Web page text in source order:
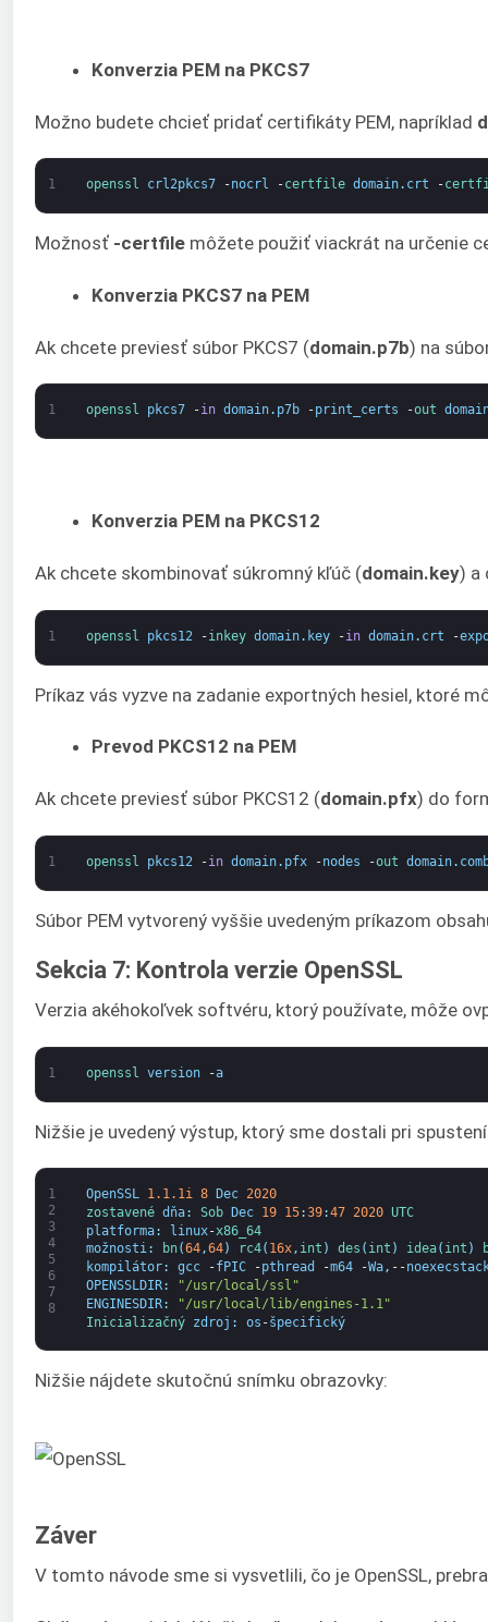
Konverzia PEM na PKCS7
Možno budete chcieť pridať certifikáty PEM, napríklad
1 openssl crl2pkcs7 -nocrl -certfile domain. crt -
Možnosť -certfile môžete použiť viackrát na určenie
Konverzia PKCS7 na PEM
Ak chcete previesť súbor PKCS7 (domain.p7b) na
1 openssl pkcs7 -in domain. p7b -print_certs -out
Konverzia PEM na PKCS12
Ak chcete skombinovať súkromný kľúč (domain.key) a
1 openssl pkcs12 -inkey domain. key -in domain. crt -
Príkaz vás vyzve na zadanie exportných hesiel, ktoré
Prevod PKCS12 na PEM
Ak chcete previesť súbor PKCS12 (domain.pfx) do
1 openssl pkcs12 -in domain. pfx -nodes -out domain.
Súbor PEM vytvorený vyššie uvedeným príkazom
Sekcia 7: Kontrola verzie OpenSSL
Verzia akéhokoľvek softvéru, ktorý používate, môže
1 openssl version -a
Nižšie je uvedený výstup, ktorý sme dostali pri
1
2
3
4
5
6
7
8
OpenSSL 1.1.1i 8 Dec 2020
zostavené dňa: Sob Dec 19 15:39:47 2020 UTC
platforma: linux-x86_64
možnosti: bn(64,64) rc4( 16x, int ) des ( int ) idea( int )
kompilátor: gcc -fPIC -pthread -m64 -Wa, --
OPENSSLDIR:
"/usr/local/ssl"
ENGINESDIR:
"/usr/local/lib/engines-1.1"
Inicializačný zdroj : os -špecifický
Nižšie nájdete skutočnú snímku obrazovky:
Záver
V tomto návode sme si vysvetlili, čo je OpenSSL,